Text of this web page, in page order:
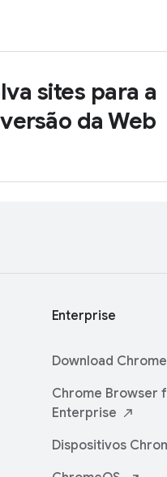
sites para a
da Web
Enterprise
Download Chrome
Chrome Browser
Enterprise
Dispositivos